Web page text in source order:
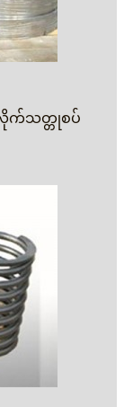
သံလိုက်သတ္တုစပ်